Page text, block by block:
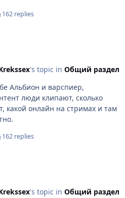
162 replies
's topic in Общий раздел
Альбион и варспиер,
люди клипают, сколько
какой онлайн на стримах и там
162 replies
's topic in Общий раздел